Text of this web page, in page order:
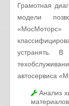
Грамотная
модели
устранять.
автосервиса
Анализ